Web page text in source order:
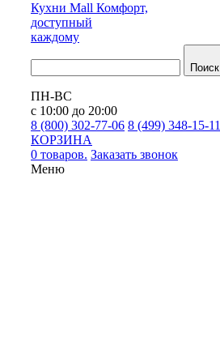
Кухни Mall Комфорт,
доступный
каждому
Поиск
ПН-ВС
с 10:00 до 20:00
8 (800) 302-77-06 8 (499) 348-15-11
КОРЗИНА
0 товаров. Заказать звонок
Меню